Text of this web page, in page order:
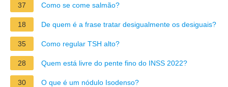
37 Como se come salmão?
18 De quem é a frase tratar desigualmente os desiguais?
35 Como regular TSH alto?
28 Quem está livre do pente fino do INSS 2022?
30 O que é um nódulo Isodenso?